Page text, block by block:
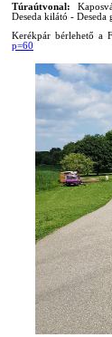
Túraútvonal:
Deseda kilátó -
Kerékpár bérlehető a
p=60